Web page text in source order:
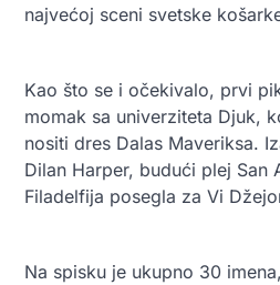
najvećoj sceni svetske
Kao što se i očekivalo, prvi
momak sa univerziteta Djuk,
nositi dres Dalas Maveriksa.
Dilan Harper, budući plej San
Filadelfija posegla za Vi
Na spisku je ukupno 30